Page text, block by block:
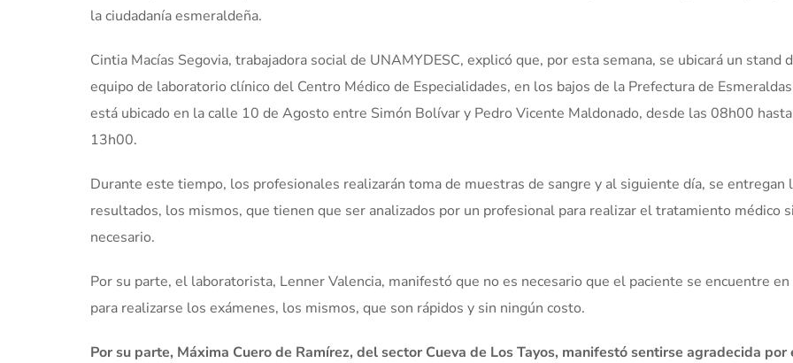
la ciudadanía esmeraldeña.
Cintia Macías Segovia, trabajadora social de UNAMYDESC, explicó que, por esta semana, se ubicará un stand
equipo de laboratorio clínico del Centro Médico de Especialidades, en los bajos de la Prefectura de
está ubicado en la calle 10 de Agosto entre Simón Bolívar y Pedro Vicente Maldonado, desde las 08h00
13h00.
Durante este tiempo, los profesionales realizarán toma de muestras de sangre y al siguiente día, se entregan
resultados, los mismos, que tienen que ser analizados por un profesional para realizar el tratamiento médico
necesario.
Por su parte, el laboratorista, Lenner Valencia, manifestó que no es necesario que el paciente se encuentre en
para realizarse los exámenes, los mismos, que son rápidos y sin ningún costo.
Por su parte, Máxima Cuero de Ramírez, del sector Cueva de Los Tayos, manifestó sentirse agradecida por